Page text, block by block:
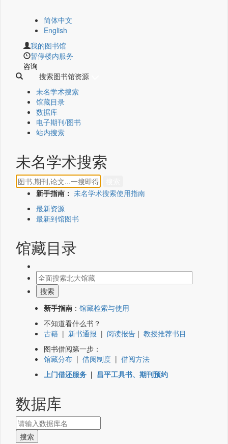
简体中文
English
我的图书馆
暂停楼内服务
咨询
搜索图书馆资源
未名学术搜索
馆藏目录
数据库
电子期刊/图书
站内搜索
未名学术搜索
新手指南： 未名学术搜索使用指南
最新资源
最新到馆图书
馆藏目录
新手指南 ： 馆藏检索与使用
不知道看什么书？
古籍 | 新书通报 | 阅读报告 | 教授推荐书目
图书借阅第一步：
馆藏分布 | 借阅制度 | 借阅方法
上门借还服务 | 昌平工具书、期刊预约
数据库